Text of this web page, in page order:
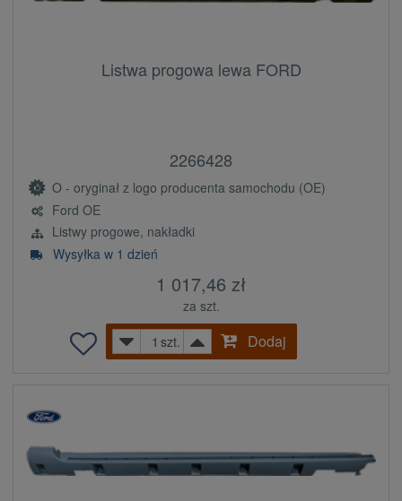
Listwa progowa lewa FORD
2266428
O - oryginał z logo producenta samochodu (OE)
Ford OE
Listwy progowe, nakładki
Wysyłka w 1 dzień
1 017,46 zł
za szt.
szt.
Dodaj